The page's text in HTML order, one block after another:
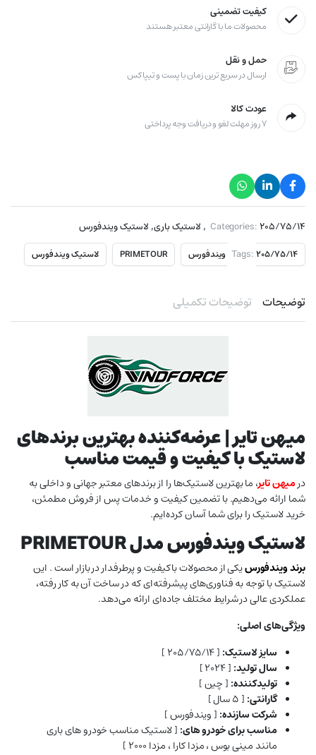
کیفیت تضمینی
محصولات ما با گارانتی معتبر هستند
حمل و نقل
ارسال در سریع ترین زمان با پست و تیپاکس
عودت کالا
۷ روز مهلت لغو و دریافت وجه پرداختی
Categories:۲۰۵/۷۵/۱۴ , لاستیک باری, لاستیک ویندفورس
Tags: ۲۰۵/۷۵/۱۴ ویندفورس PRIMETOUR لاستیک ویندفورس
توضیحات توضیحات تکمیلی
میهن تایر | عرضه‌کننده بهترین برندهای
لاستیک با کیفیت و قیمت مناسب
درمیهن تایر، ما بهترین لاستیک‌ها را از برندهای معتبر جهانی و داخلی به
شما ارائه می‌دهیم. با تضمین کیفیت و خدمات پس از فروش مطمئن،
خرید لاستیک را برای شما آسان کرده‌ایم.
لاستیک ویندفورس مدل PRIMETOUR
برندویندفورسیکی از محصولات باکیفیت و پرطرفدار در بازار است . این
لاستیک با توجه به فناوری‌های پیشرفته‌ای که در ساخت آن به کار رفته،
عملکردی عالی در شرایط مختلف جاده‌ای ارائه می‌دهد.
ویژگی‌های اصلی:
سایز لاستیک: [ ۲۰۵/۷۵/۱۴ ]
سال تولید: [ ۲۰۲۴ ]
تولیدکننده: [ چین ]
گارانتی: [ ۵ سال ]
شرکت سازنده: [ ویندفورس ]
مناسب برای خودرو های: [ لاستیک مناسب خودرو های باری
مانند مینی بوس ، مزدا کارا ، مزدا ۲۰۰۰ ]